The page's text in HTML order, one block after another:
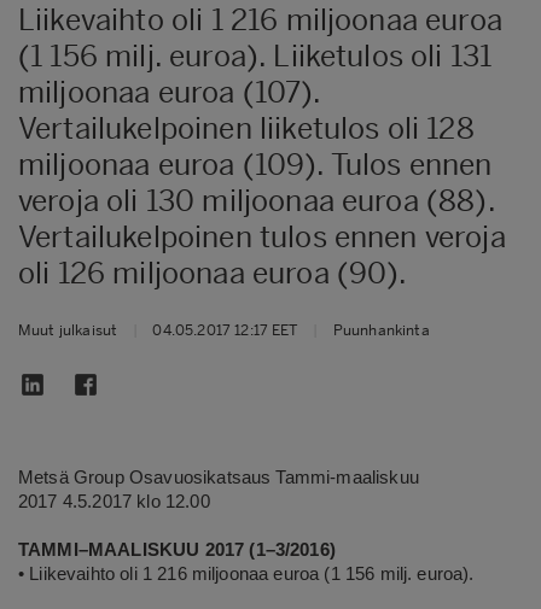
Liikevaihto oli 1 216 miljoonaa euroa
(1 156 milj. euroa). Liiketulos oli 131
miljoonaa euroa (107).
Vertailukelpoinen liiketulos oli 128
miljoonaa euroa (109). Tulos ennen
veroja oli 130 miljoonaa euroa (88).
Vertailukelpoinen tulos ennen veroja
oli 126 miljoonaa euroa (90).
Muut julkaisut 04.05.2017 12:17 EET Puunhankinta
Metsä Group Osavuosikatsaus Tammi-maaliskuu
2017 4.5.2017 klo 12.00
TAMMI–MAALISKUU 2017 (1–3/2016)
• Liikevaihto oli 1 216 miljoonaa euroa (1 156 milj. euroa).